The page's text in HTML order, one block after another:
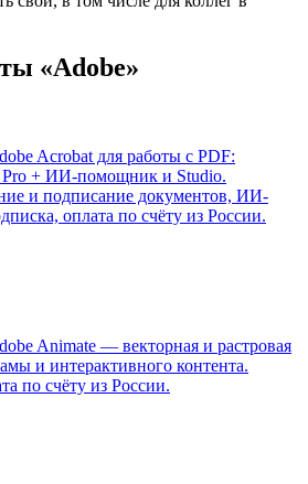
«Adobe»
Acrobat для работы с PDF:
Pro + ИИ-помощник и Studio.
и подписание документов, ИИ-
оплата по счёту из России.
Animate — векторная и растровая
и интерактивного контента.
по счёту из России.